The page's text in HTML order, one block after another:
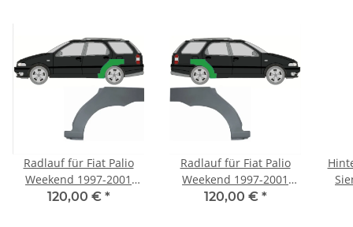
Radlauf für Fiat Palio
Weekend 1997-2001
links
120,00 € *
Radlauf für Fiat Palio
Weekend 1997-2001
rechts
120,00 € *